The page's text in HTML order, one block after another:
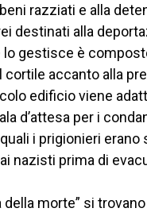
razziati e alla
destinati alla
lo gestisce è
cortile accanto alla
edificio viene
d’attesa per i
i prigionieri
nazisti prima di
della morte” si